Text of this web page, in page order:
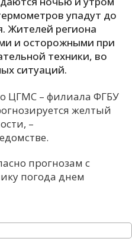
П
Р
С
Т
У
упадут до
Жителей региона
и осторожными при
техники, во
ситуаций.
ЦГМС – филиала ФГБУ
желтый
–
прогнозам с
погода днем